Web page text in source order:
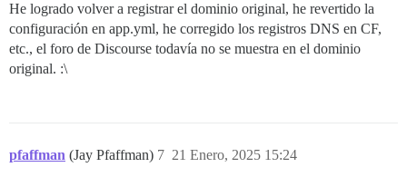
He logrado volver a registrar el dominio original, he revertido la
configuración en app.yml, he corregido los registros DNS en CF,
etc., el foro de Discourse todavía no se muestra en el dominio
original. :\
pfaffman (Jay Pfaffman) 21 Enero, 2025 15:24
7